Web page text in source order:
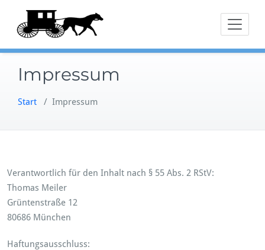
Inhalt
springen
Impressum
Start / Impressum
Verantwortlich für den Inhalt nach § 55 Abs. 2 RStV:
Thomas Meiler
Grüntenstraße 12
80686 München
Haftungsausschluss: